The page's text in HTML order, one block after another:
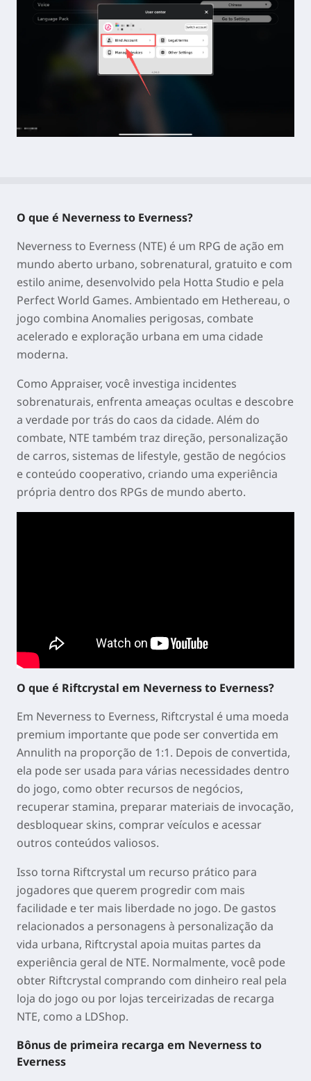
O que é Neverness to Everness?
Neverness to Everness (NTE) é um RPG de ação em
mundo aberto urbano, sobrenatural, gratuito e com
estilo anime, desenvolvido pela Hotta Studio e pela
Perfect World Games. Ambientado em Hethereau, o
jogo combina Anomalies perigosas, combate
acelerado e exploração urbana em uma cidade
moderna.
Como Appraiser, você investiga incidentes
sobrenaturais, enfrenta ameaças ocultas e descobre
a verdade por trás do caos da cidade. Além do
combate, NTE também traz direção, personalização
de carros, sistemas de lifestyle, gestão de negócios
e conteúdo cooperativo, criando uma experiência
própria dentro dos RPGs de mundo aberto.
O que é Riftcrystal em Neverness to Everness?
Em Neverness to Everness, Riftcrystal é uma moeda
premium importante que pode ser convertida em
Annulith na proporção de 1:1. Depois de convertida,
ela pode ser usada para várias necessidades dentro
do jogo, como obter recursos de negócios,
recuperar stamina, preparar materiais de invocação,
desbloquear skins, comprar veículos e acessar
outros conteúdos valiosos.
Isso torna Riftcrystal um recurso prático para
jogadores que querem progredir com mais
facilidade e ter mais liberdade no jogo. De gastos
relacionados a personagens à personalização da
vida urbana, Riftcrystal apoia muitas partes da
experiência geral de NTE. Normalmente, você pode
obter Riftcrystal comprando com dinheiro real pela
loja do jogo ou por lojas terceirizadas de recarga
NTE, como a LDShop.
Bônus de primeira recarga em Neverness to
Everness